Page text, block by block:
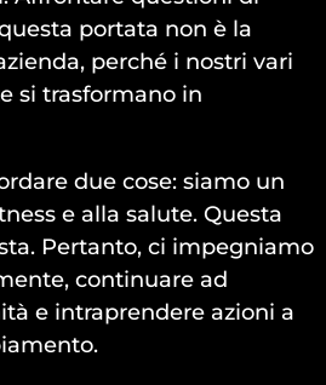
portata non è la
perché i nostri vari
si trasformano in
due cose: siamo un
e alla salute. Questa
Pertanto, ci impegniamo
continuare ad
e intraprendere azioni a